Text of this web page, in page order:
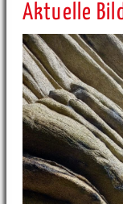
Aktuelle